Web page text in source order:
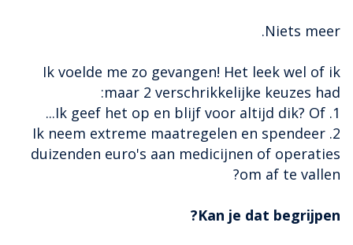
Niets meer.
Ik voelde me zo gevangen! Het leek wel of ik
maar 2 verschrikkelijke keuzes had:
1. Ik geef het op en blijf voor altijd dik? Of...
2. Ik neem extreme maatregelen en spendeer
duizenden euro's aan medicijnen of operaties
om af te vallen?
Kan je dat begrijpen?